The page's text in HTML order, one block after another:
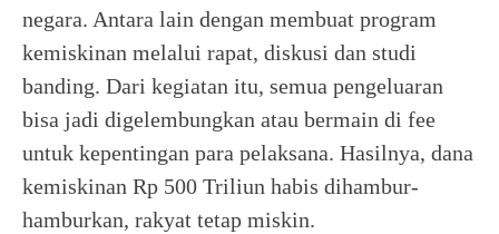
negara. Antara lain dengan membuat program
kemiskinan melalui rapat, diskusi dan studi
banding. Dari kegiatan itu, semua pengeluaran
bisa jadi digelembungkan atau bermain di fee
untuk kepentingan para pelaksana. Hasilnya, dana
kemiskinan Rp 500 Triliun habis dihambur-
hamburkan, rakyat tetap miskin.